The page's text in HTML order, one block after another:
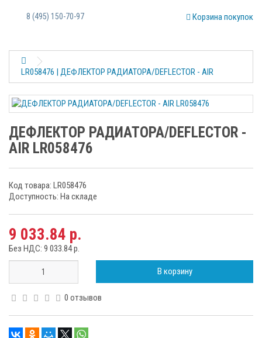
8 (495) 150-70-97 Корзина покупок
LR058476 | ДЕФЛЕКТОР РАДИАТОРА/DEFLECTOR - AIR
ДЕФЛЕКТОР РАДИАТОРА/DEFLECTOR -
AIR LR058476
Код товара: LR058476
Доступность: На складе
9 033.84 р.
Без НДС: 9 033.84 р.
В корзину
0 отзывов